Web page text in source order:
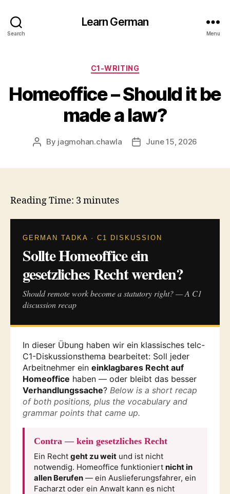
Search
Learn German
Menu
Categories
C1-WRITING
Homeoffice – Should it be
made a law?
Post
By jagmohan.chawla
PostJune 15, 2026
Reading Time: 3 minutes
GERMAN TADKA · C1 DISKUSSION
Sollte Homeoffice ein
gesetzliches Recht werden?
Should remote work become a statutory right? — A C1
discussion recap
In dieser Übung haben wir ein klassisches telc-
C1-Diskussionsthema bearbeitet: Soll jeder
Arbeitnehmer ein einklagbares Recht auf
Homeoffice haben — oder bleibt das besser
Verhandlungssache? Below is a short recap
of both positions, plus the vocabulary and
grammar points that came up.
Contra — kein gesetzliches Recht
Ein Recht geht zu weit und ist nicht
notwendig. Homeoffice funktioniert nicht in
allen Berufen — ein Auslieferungsfahrer, ein
Facharzt oder ein Anwalt kann es nicht